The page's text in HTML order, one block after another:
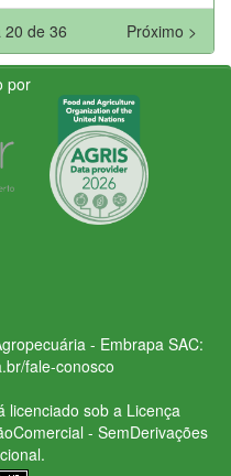
20 de 36
Próximo >
por
- Embrapa SAC:
fale-conosco
licenciado sob a Licença
- SemDerivações